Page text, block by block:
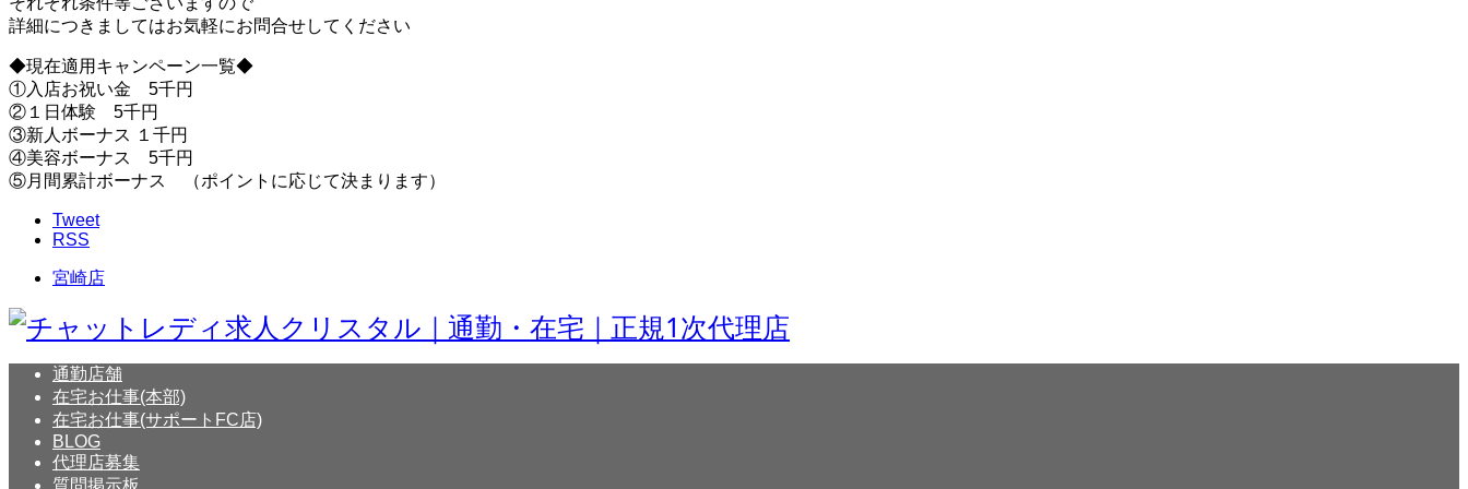
詳細につきましてはお気軽にお問合せしてください
◆現在適用キャンペーン一覧◆
①入店お祝い金 5千円
②１日体験 5千円
③新人ボーナス １千円
④美容ボーナス 5千円
⑤月間累計ボーナス （ポイントに応じて決まります）
Tweet
RSS
宮崎店
通勤店舗
在宅お仕事(本部)
在宅お仕事(サポートFC店)
BLOG
代理店募集